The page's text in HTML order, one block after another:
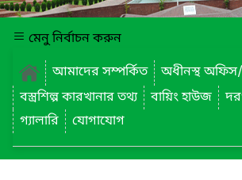
মেনু নির্বাচন করুন
আমাদের সম্পর্কিত
অধীনস্থ অফিস/
বস্ত্রশিল্প কারখানার তথ্য
বায়িং হাউজ
গ্যালারি
যোগাযোগ